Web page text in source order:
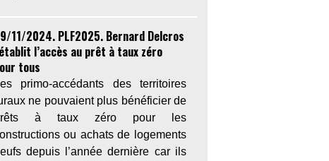
11/2024. PLF2025. Bernard Delcros
l’accès au prêt à taux zéro
tous
primo-accédants des territoires
ne pouvaient plus bénéficier de
à taux zéro pour les
ou achats de logements
depuis l’année dernière car ils